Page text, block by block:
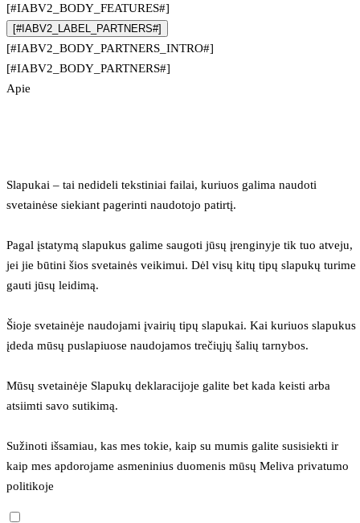
[#IABV2_BODY_FEATURES#]
[#IABV2_LABEL_PARTNERS#]
[#IABV2_BODY_PARTNERS_INTRO#]
[#IABV2_BODY_PARTNERS#]
Apie
Slapukai – tai nedideli tekstiniai failai, kuriuos galima naudoti
svetainėse siekiant pagerinti naudotojo patirtį.
Pagal įstatymą slapukus galime saugoti jūsų įrenginyje tik tuo atveju,
jei jie būtini šios svetainės veikimui. Dėl visų kitų tipų slapukų turime
gauti jūsų leidimą.
Šioje svetainėje naudojami įvairių tipų slapukai. Kai kuriuos slapukus
įdeda mūsų puslapiuose naudojamos trečiųjų šalių tarnybos.
Mūsų svetainėje Slapukų deklaracijoje galite bet kada keisti arba
atsiimti savo sutikimą.
Sužinoti išsamiau, kas mes tokie, kaip su mumis galite susisiekti ir
kaip mes apdorojame asmeninius duomenis mūsų Meliva privatumo
politikoje